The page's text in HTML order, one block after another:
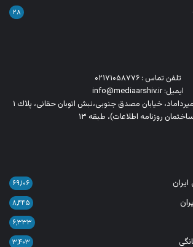
۲۸
تلفن تماس : ۰۲۱۷۱۰۵۸۷۷۶
ایمیل: info@mediaarshiv.ir
آدرس: تهران - خیابان میرداماد، خیابان مصدق جنوبی،نبش اتوبان حقانی، پلاك ١
روزنامه اطلاعات)، طبقه ۱۳
۶۹,۱۰۶
۸,۴۴۵
۶,۳۳۳
۳,۴۰۳